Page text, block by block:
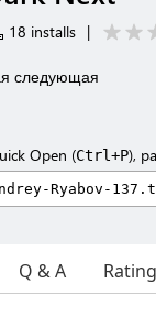
18 installs |
следующая
Open (Ctrl+P),
Q & A